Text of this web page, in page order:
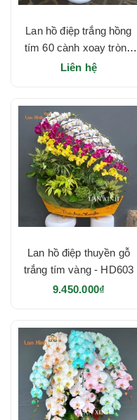
Lan hồ điệp trắng hồng
tím 60 cành xoay tròn -
HD628
Liên hệ
Lan hồ điệp thuyền gỗ
trắng tím vàng - HD603
9.450.000₫